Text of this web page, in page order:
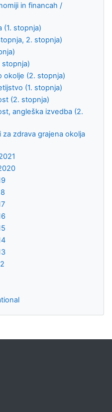
in financah /
(1. stopnja)
2. stopnja)
stopnja)
okolje (2. stopnja)
(1. stopnja)
(2. stopnja)
angleška izvedba (2.
za zdrava grajena okolja